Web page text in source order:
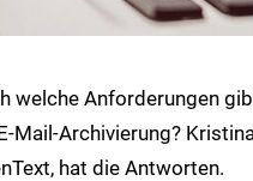
welche Anforderungen
Mail-Archivierung?
hat die Antworten.